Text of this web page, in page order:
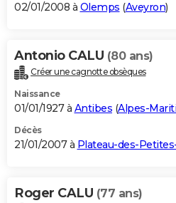
02/01/2008 à Olemps (Aveyron)
Antonio CALU (80 ans)
Créer une cagnotte obsèques
Naissance
01/01/1927 à Antibes (Alpes-
Décès
21/01/2007 à Plateau-des-
Roger CALU (77 ans)